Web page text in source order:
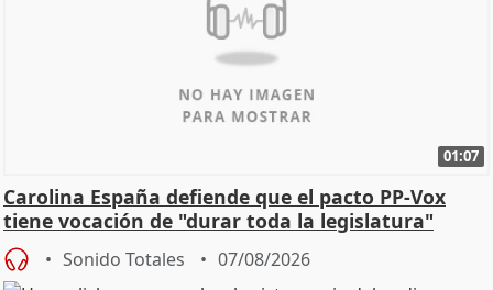
01:07
Carolina España defiende que el pacto PP-Vox
tiene vocación de "durar toda la legislatura"
Sonido Totales 07/08/2026